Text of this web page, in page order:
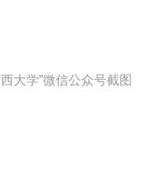
西大学”微信公众号截图